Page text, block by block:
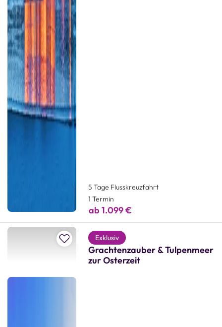
5 Tage Flusskreuzfahrt
1 Termin
ab 1.099 €
Zur Merkliste hinzufügen
Exklusiv
Grachtenzauber & Tulpenmeer
zur Osterzeit